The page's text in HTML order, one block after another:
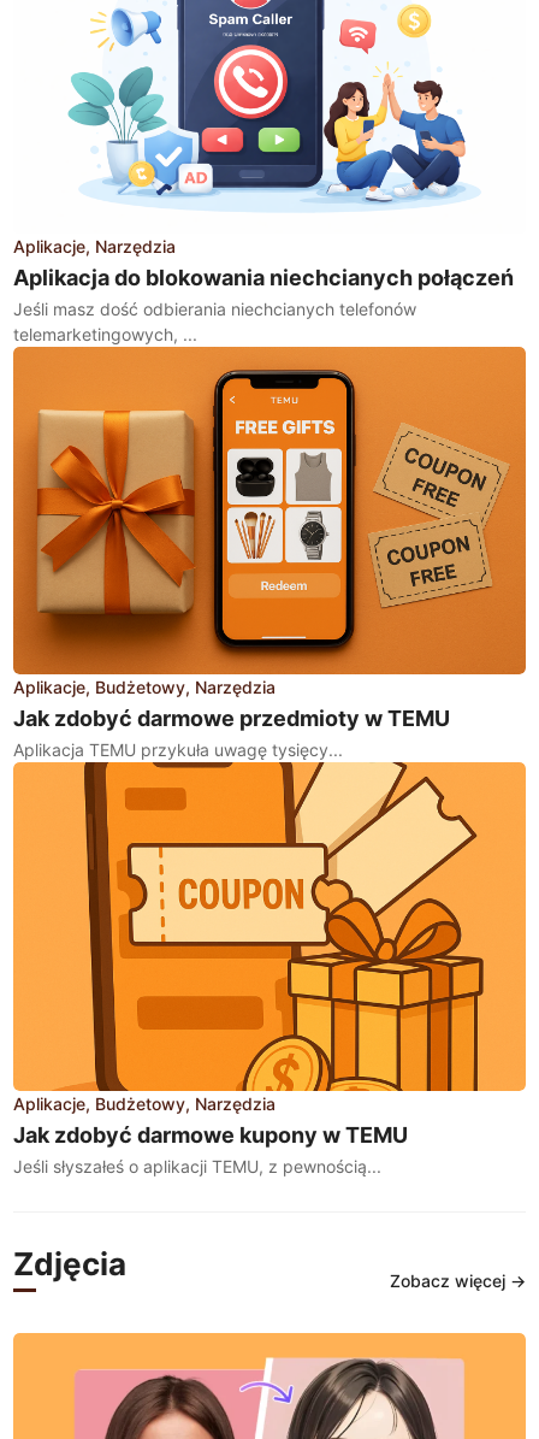
Aplikacje Narzędzia
Aplikacja do blokowania niechcianych połączeń
Jeśli masz dość odbierania niechcianych telefonów
telemarketingowych, ...
Aplikacje Budżetowy Narzędzia
Jak zdobyć darmowe przedmioty w TEMU
Aplikacja TEMU przykuła uwagę tysięcy...
Aplikacje Budżetowy Narzędzia
Jak zdobyć darmowe kupony w TEMU
Jeśli słyszałeś o aplikacji TEMU, z pewnością...
Zdjęcia Zobacz więcej →